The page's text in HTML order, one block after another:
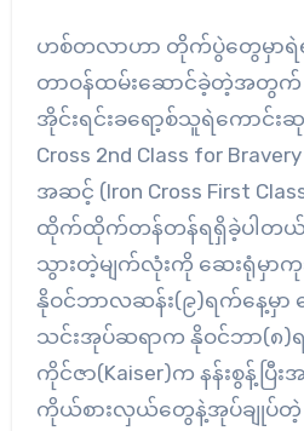
ဟစ်တလာဟာ တိုက်ပွဲတွေမှာရဲရင့်
တာဝန်ထမ်းဆောင်ခဲ့တဲ့အတွ
အိုင်းရင်းခရော့စ်သူရဲကောင်
Cross 2nd Class for
အဆင့် (Iron Cross First
ထိုက်ထိုက်တန်တန်ရရှိခဲ့ပါတယ်
သွားတဲ့မျက်လုံးကို ဆေးရုံမှာကု
နိုဝင်ဘာလဆန်း(၉)ရက်နေ့မှ
သင်းအုပ်ဆရာက နိုဝင်ဘာ(၈)ရ
ကိုင်ဇာ(Kaiser)က နန်းစွန့်ပြီ
ကိုယ်စားလှယ်တွေနဲ့အုပ်ချုပ်တဲ့